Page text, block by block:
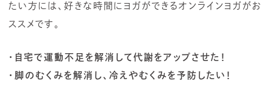
たい方には、好きな時間にヨガができるオンラインヨガがお
ススメです。
・自宅で運動不足を解消して代謝をアップさせた！
・脚のむくみを解消し、冷えやむくみを予防したい！